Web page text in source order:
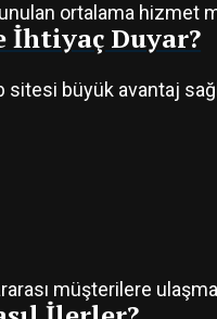
ortalama hizmet
İhtiyaç Duyar?
büyük avantaj
müşterilere